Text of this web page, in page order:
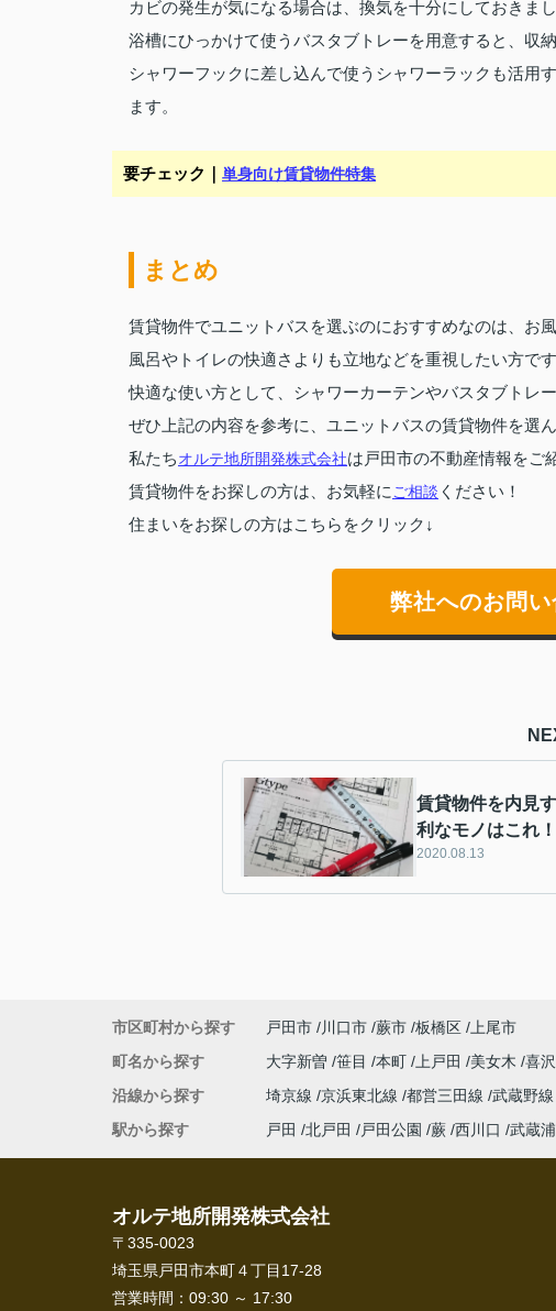
カビの発生が気になる場合は、換気を十分にしておきまし
浴槽にひっかけて使うバスタブトレーを用意すると、収
シャワーフックに差し込んで使うシャワーラックも活用
ます。
要チェック｜ 単身向け賃貸物件特集
まとめ
賃貸物件でユニットバスを選ぶのにおすすめなのは、お
風呂やトイレの快適さよりも立地などを重視したい方です
快適な使い方として、シャワーカーテンやバスタブトレ
ぜひ上記の内容を参考に、ユニットバスの賃貸物件を選
私たちオルテ地所開発株式会社は戸田市の不動産情報をご
賃貸物件をお探しの方は、お気軽に ご相談 ください！
住まいをお探しの方はこちらをクリック↓
弊社へのお問
賃貸物件を内見
利なモノはこれ！
2020.08.13
市区町村から探す 戸田市 川口市 蕨市 板橋区
上尾市
町名から探す
大字新曽 笹目 本町 上戸田 美女木 喜沢
沿線から探す
埼京線 京浜東北線 都営三田線 武蔵野線
駅から探す
戸田 北戸田 戸田公園 蕨 西川口 武蔵
オルテ地所開発株式会社
〒335-0023
埼玉県戸田市本町４丁目17-28
営業時間： 09:30 ～ 17:30